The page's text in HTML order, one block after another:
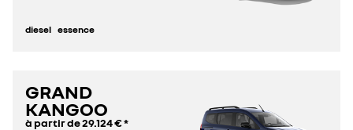
diesel essence
GRAND
KANGOO
à partir de29.124 €*